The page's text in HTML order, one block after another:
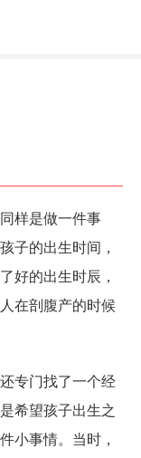
样是做一件事
子的出生时间，
好的出生时辰，
在剖腹产的时候
专门找了一个经
希望孩子出生之
小事情。当时，